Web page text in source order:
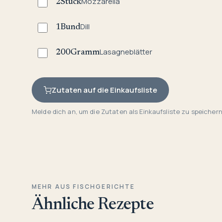
2Stück
1BundDill
200GrammLasagneblätter
Zutaten auf die Einkaufsliste
Melde dich an, um die Zutaten als Einkaufsliste zu
MEHR AUS FISCHGERICHTE
Ähnliche Rezepte